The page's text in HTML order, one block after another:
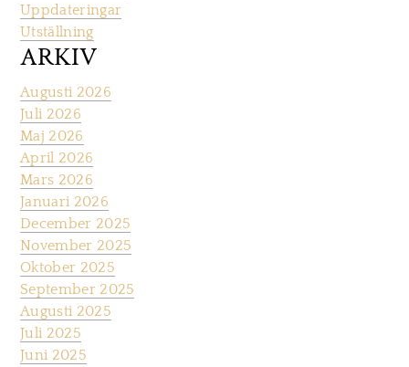
Uppdateringar
Utställning
ARKIV
Augusti 2026
Juli 2026
Maj 2026
April 2026
Mars 2026
Januari 2026
December 2025
November 2025
Oktober 2025
September 2025
Augusti 2025
Juli 2025
Juni 2025